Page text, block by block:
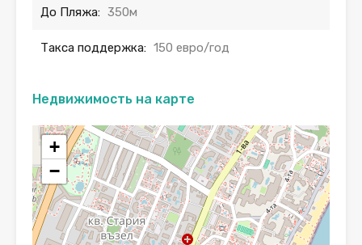
До Пляжа: 350м
Такса поддержка: 150 евро/год
Недвижимость на карте
+
−